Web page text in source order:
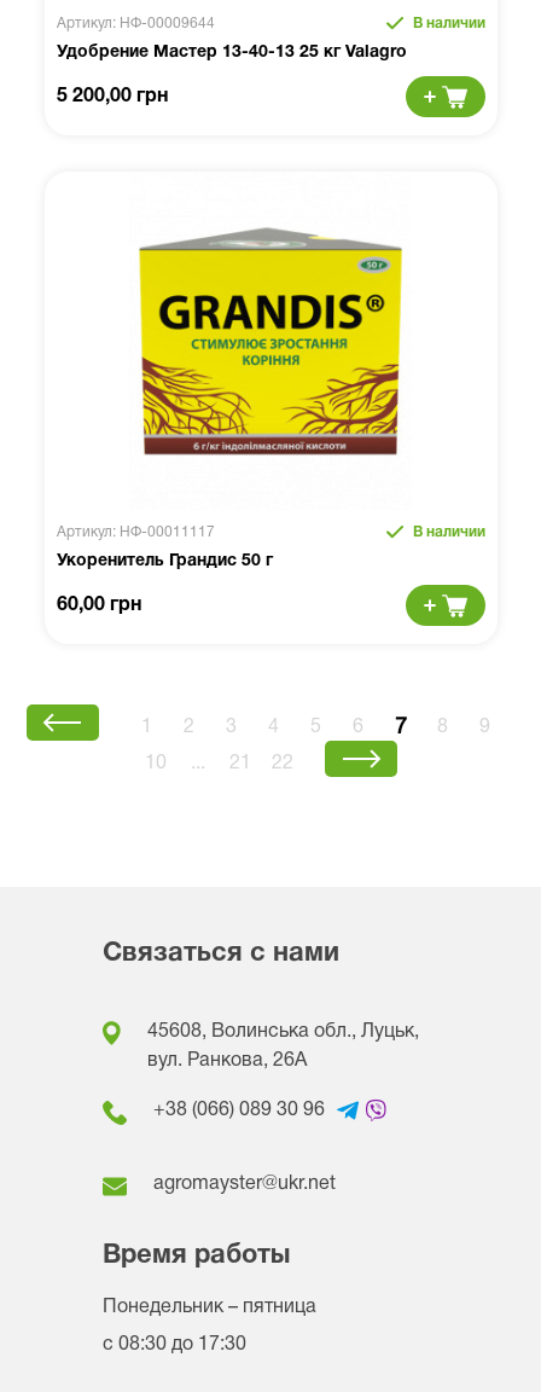
Артикул: НФ-00009644 В наличии
Удобрение Мастер 13-40-13 25 кг Valagro
5 200,00 грн
Артикул: НФ-00011117 В наличии
Укоренитель Грандис 50 г
60,00 грн
2 3 4 5 6 7 8 9
10 ... 21 22
Связаться с нами
45608, Волинська обл., Луцьк,
вул. Ранкова, 26A
+38 (066) 089 30 96
agromayster@ukr.net
Время работы
Понедельник – пятница
с 08:30 до 17:30